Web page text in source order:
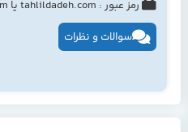
رمز عبور : tahlildadeh.com یا www.tahlildadeh.com
سوالات و نظرات